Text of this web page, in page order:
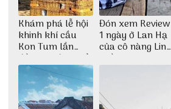
Khám phá lễ hội
khinh khí cầu
Kon Tum lần
đầu tiên được tổ
chức
Đón xem Review
1 ngày ở Lan Hạ
của cô nàng Linh
Trần